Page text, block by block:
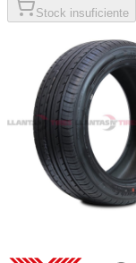
Stock insuficiente